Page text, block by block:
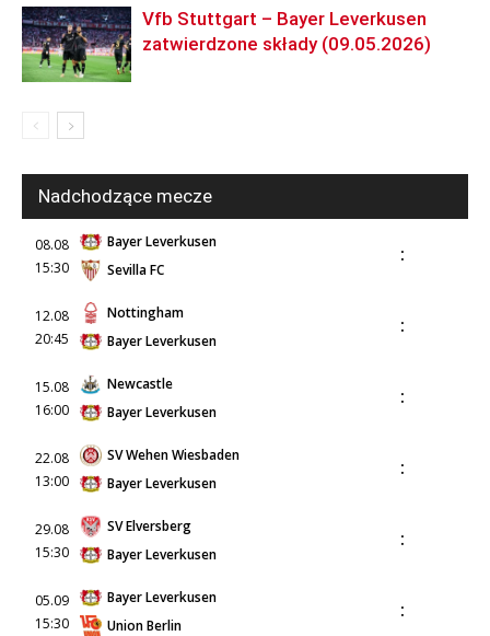
Vfb Stuttgart – Bayer Leverkusen
zatwierdzone składy (09.05.2026)
Nadchodzące mecze
08.08
15:30
Bayer Leverkusen
Sevilla FC
:
12.08
20:45
Nottingham
Bayer Leverkusen
:
15.08
16:00
Newcastle
Bayer Leverkusen
:
22.08
13:00
SV Wehen Wiesbaden
Bayer Leverkusen
:
29.08
15:30
SV Elversberg
Bayer Leverkusen
:
05.09
15:30
Bayer Leverkusen
Union Berlin
: